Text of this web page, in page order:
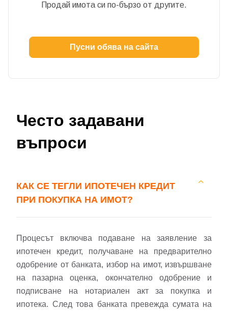
Продай имота си по-бързо от другите.
Пусни обява на сайта
Често задавани
въпроси
КАК СЕ ТЕГЛИ ИПОТЕЧЕН КРЕДИТ
ПРИ ПОКУПКА НА ИМОТ?
Процесът включва подаване на заявление за
ипотечен кредит, получаване на предварително
одобрение от банката, избор на имот, извършване
на пазарна оценка, окончателно одобрение и
подписване на нотариален акт за покупка и
ипотека. След това банката превежда сумата на